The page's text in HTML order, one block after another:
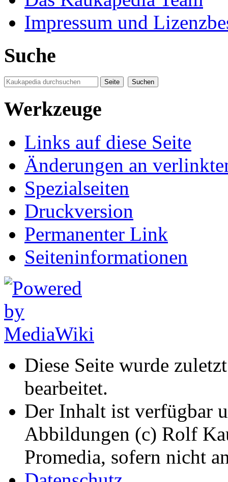
Impressum und
Suche
Werkzeuge
Links auf diese Seite
Änderungen an
Spezialseiten
Druckversion
Permanenter Link
Seiten­informationen
Diese Seite wurde
bearbeitet.
Der Inhalt ist verfügbar
Abbildungen (c) Rolf
Promedia, sofern nicht